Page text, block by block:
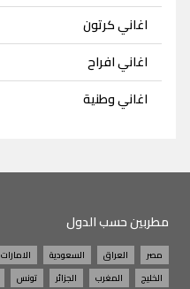
اغاني كرتون
اغاني افراح
اغاني وطنية
مطربين حسب الدول
مصر العراق السعودية الامارات
الخليج
المغرب الجزائر تونس